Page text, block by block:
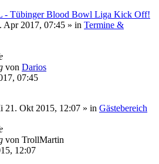
Tübinger Blood Bowl Liga Kick Off!
Apr 2017, 07:45 » in Termine &
von Darios
07:45
21. Okt 2015, 12:07 » in Gästebereich
von TrollMartin
12:07